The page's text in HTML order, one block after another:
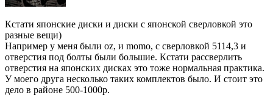
Кстати японские диски и диски с японской сверловкой это
разные вещи)
Например у меня были oz, и momo, с сверловкой 5114,3 и
отверстия под болты были большие. Кстати рассверлить
отверстия на японских дисках это тоже нормальная практика.
У моего друга несколько таких комплектов было. И стоит это
дело в районе 500-1000р.